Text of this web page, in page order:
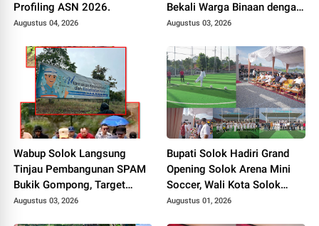
Profiling ASN 2026.
Augustus 04, 2026
Bekali Warga Binaan dengan
Keterampilan Produktif.
Augustus 03, 2026
Wabup Solok Langsung
Tinjau Pembangunan SPAM
Bukik Gompong, Target
Rampung Akhir Oktober
Augustus 03, 2026
Bupati Solok Hadiri Grand
Opening Solok Arena Mini
Soccer, Wali Kota Solok
Resmikan Fasilitas Olahraga
Augustus 01, 2026